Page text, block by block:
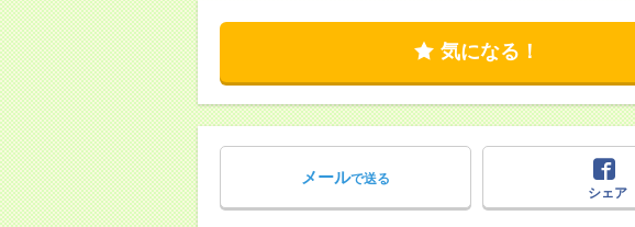
気になる！
メールで送る
シェア